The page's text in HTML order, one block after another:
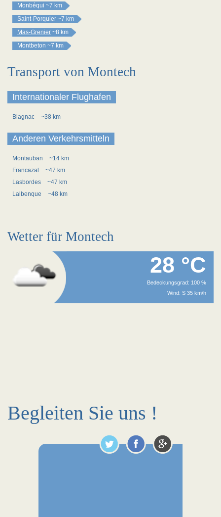
Monbéqui ~7 km
Saint-Porquier ~7 km
Mas-Grenier ~8 km
Montbeton ~7 km
Transport von Montech
Internationaler Flughafen
Blagnac ~38 km
Anderen Verkehrsmitteln
Montauban
~14 km
Francazal
~47 km
Lasbordes
~47 km
Lalbenque
~48 km
Wetter für Montech
28 °C
Bedeckungsgrad: 100 %
Wind: S 35 km/h
Begleiten Sie uns !